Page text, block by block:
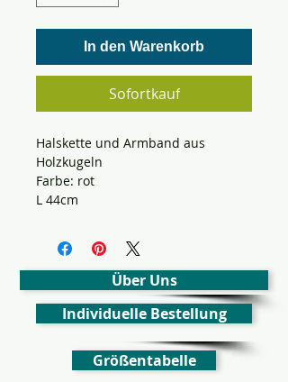
In den Warenkorb
Sofortkauf
Halskette und Armband aus
Holzkugeln
Farbe: rot
L 44cm
Über Uns
Individuelle Bestellung
Größentabelle